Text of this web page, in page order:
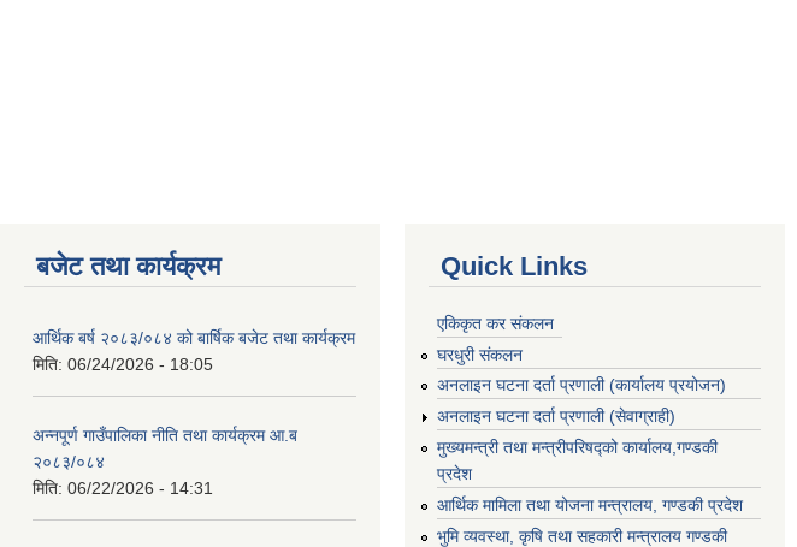
बजेट तथा कार्यक्रम
आर्थिक बर्ष २०८३/०८४ को बार्षिक बजेट तथा कार्यक्रम
मिति: 06/24/2026 - 18:05
अन्नपूर्ण गाउँपालिका नीति तथा कार्यक्रम आ.ब
२०८३/०८४
मिति: 06/22/2026 - 14:31
Quick Links
एकिकृत कर संकलन
घरधुरी संकलन
अनलाइन घटना दर्ता प्रणाली (कार्यालय प्रयोजन)
अनलाइन घटना दर्ता प्रणाली (सेवाग्राही)
मुख्यमन्त्री तथा मन्त्रीपरिषद्को कार्यालय,गण्डकी
प्रदेश
आर्थिक मामिला तथा योजना मन्त्रालय, गण्डकी प्रदेश
भुमि व्यवस्था, कृषि तथा सहकारी मन्त्रालय गण्डकी